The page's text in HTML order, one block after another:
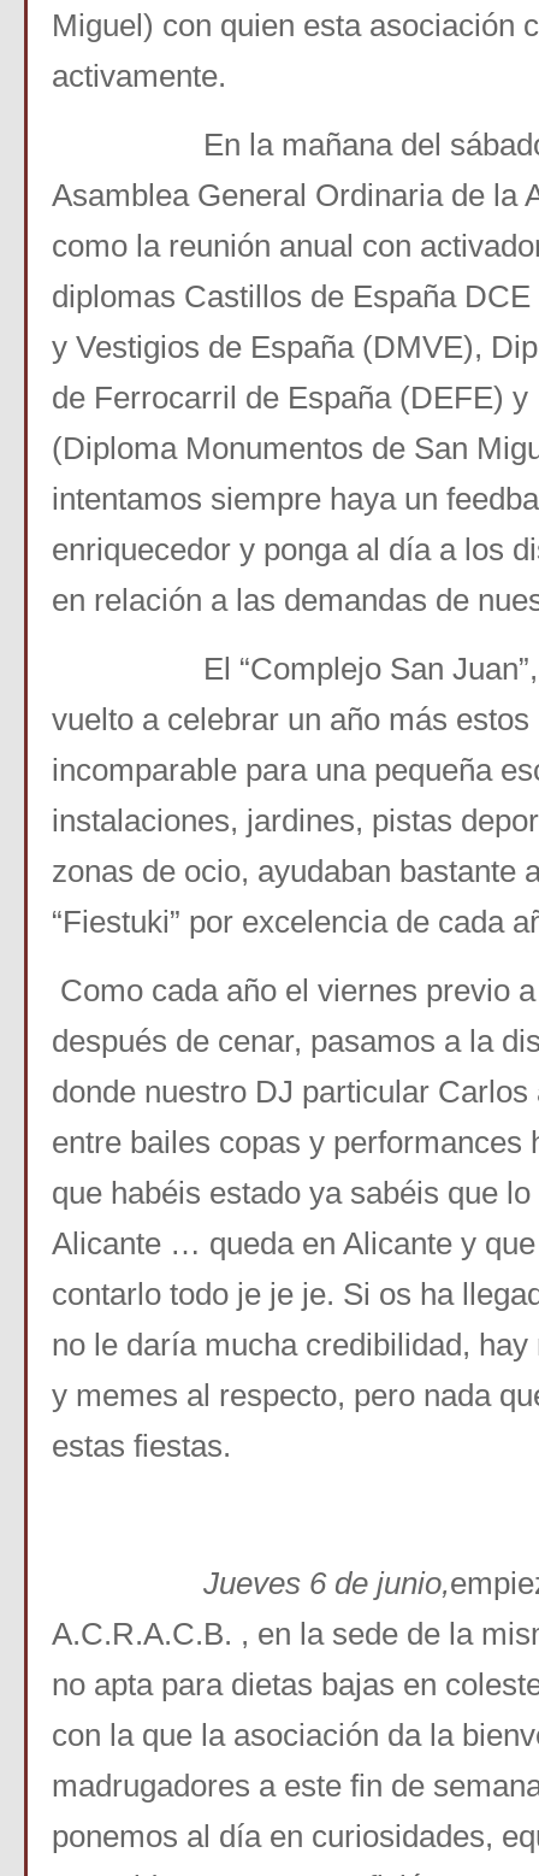
Miguel) con quien esta asociación
activamente.
En la mañana del sábado
Asamblea General Ordinaria de la
como la reunión anual con
diplomas Castillos de España
y Vestigios de España (DMVE),
de Ferrocarril de España (DEFE) y
(Diploma Monumentos de San
intentamos siempre haya un
enriquecedor y ponga al día a los
en relación a las demandas de
El “Complejo San Juan”,
vuelto a celebrar un año más
incomparable para una pequeña
instalaciones, jardines, pistas
zonas de ocio, ayudaban bastante
“Fiestuki” por excelencia de cada
Como cada año el viernes previo
después de cenar, pasamos a la
donde nuestro DJ particular
entre bailes copas y performances
que habéis estado ya sabéis que
Alicante … queda en Alicante y
contarlo todo je je je. Si os ha
no le daría mucha credibilidad,
y memes al respecto, pero nada
estas fiestas.
Jueves 6 de junio,
A.C.R.A.C.B. , en la sede de la
no apta para dietas bajas en
con la que la asociación da la
madrugadores a este fin de
ponemos al día en curiosidades,